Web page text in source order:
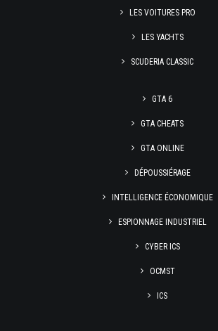
LES VOITURES PRO
LES YACHTS
SCUDERIA CLASSIC
GTA 6
GTA CHEATS
GTA ONLINE
DÉPOUSSIÉRAGE
INTELLIGENCE ÉCONOMIQUE
ESPIONNAGE INDUSTRIEL
CYBER ICS
OCMST
ICS